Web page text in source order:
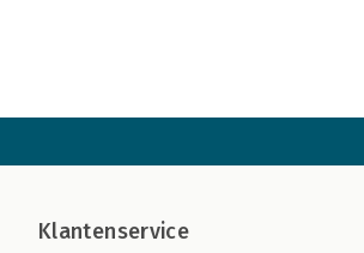
Klantenservice